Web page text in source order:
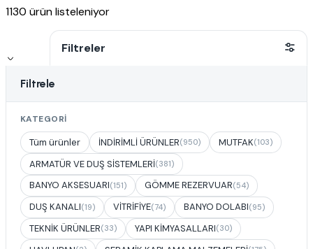
1130 ürün listeleniyor
Filtreler
Filtrele
KATEGORI
Tüm ürünler İNDİRİMLİ ÜRÜNLER(950) MUTFAK(103)
ARMATÜR VE DUŞ SİSTEMLERİ(381)
BANYO AKSESUARI(151) GÖMME REZERVUAR(54)
DUŞ KANALI(19) VİTRİFİYE(74) BANYO DOLABI(95)
TEKNİK ÜRÜNLER(33) YAPI KİMYASALLARI(30)